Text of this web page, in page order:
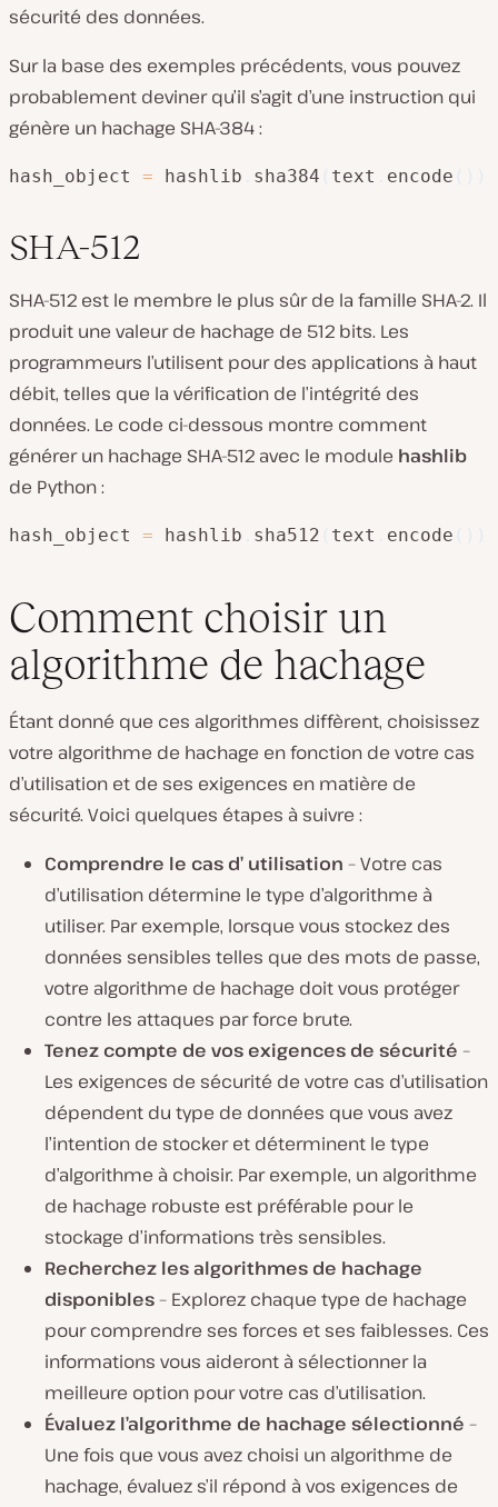
sécurité des données.
Sur la base des exemples précédents, vous pouvez
probablement deviner qu’il s’agit d’une instruction qui
génère un hachage SHA-384 :
hash_object = hashlib sha384 text encode
SHA-512
SHA-512 est le membre le plus sûr de la famille SHA-2. Il
produit une valeur de hachage de 512 bits. Les
programmeurs l’utilisent pour des applications à haut
débit, telles que la vérification de l’intégrité des
données. Le code ci-dessous montre comment
générer un hachage SHA-512 avec le module hashlib
de Python :
hash_object = hashlib sha512 text encode
Comment choisir un
algorithme de hachage
Étant donné que ces algorithmes diffèrent, choisissez
votre algorithme de hachage en fonction de votre cas
d’utilisation et de ses exigences en matière de
sécurité. Voici quelques étapes à suivre :
Comprendre le cas d’ utilisation – Votre cas
d’utilisation détermine le type d’algorithme à
utiliser. Par exemple, lorsque vous stockez des
données sensibles telles que des mots de passe,
votre algorithme de hachage doit vous protéger
contre les attaques par force brute.
Tenez compte de vos exigences de sécurité –
Les exigences de sécurité de votre cas d’utilisation
dépendent du type de données que vous avez
l’intention de stocker et déterminent le type
d’algorithme à choisir. Par exemple, un algorithme
de hachage robuste est préférable pour le
stockage d’informations très sensibles.
Recherchez les algorithmes de hachage
disponibles– Explorez chaque type de hachage
pour comprendre ses forces et ses faiblesses. Ces
informations vous aideront à sélectionner la
meilleure option pour votre cas d’utilisation.
Évaluez l’algorithme de hachage sélectionné –
Une fois que vous avez choisi un algorithme de
hachage, évaluez s’il répond à vos exigences de